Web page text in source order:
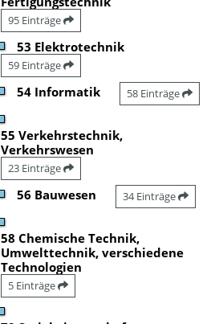
95 Einträge
53 Elektrotechnik
59 Einträge
54 Informatik 58 Einträge
55 Verkehrstechnik,
Verkehrswesen
23 Einträge
56 Bauwesen 34 Einträge
58 Chemische Technik,
Umwelttechnik, verschiedene
Technologien
5 Einträge